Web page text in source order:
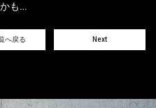
も…
へ戻る Next